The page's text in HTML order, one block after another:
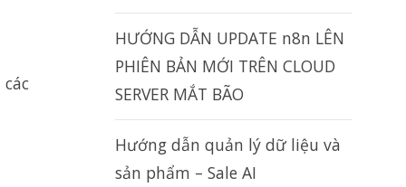
HƯỚNG DẪN UPDATE n8n LÊN
PHIÊN BẢN MỚI TRÊN CLOUD
SERVER MẮT BÃO
Hướng dẫn quản lý dữ liệu và
sản phẩm – Sale AI